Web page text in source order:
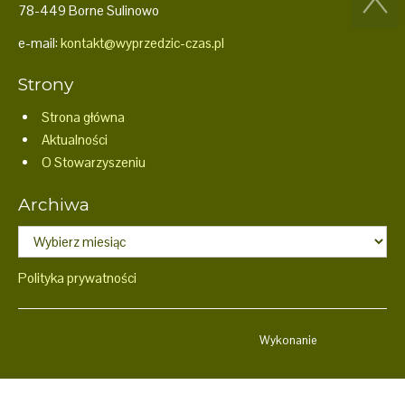
78-449 Borne Sulinowo
e-mail: kontakt@wyprzedzic-czas.pl
Strony
Strona główna
Aktualności
O Stowarzyszeniu
Archiwa
Archiwa
Polityka prywatności
Wykonanie